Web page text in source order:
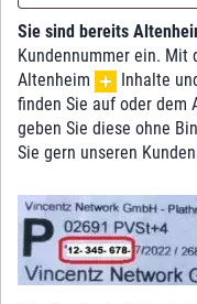
Sie sind bereits
Kundennummer ein. Mit
Altenheim
Inhalte
finden Sie auf oder dem
geben Sie diese ohne
Sie gern unseren